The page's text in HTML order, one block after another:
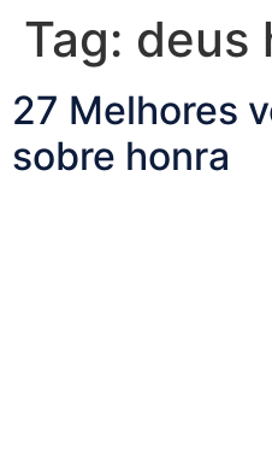
Tag: deus
27 Melhores
sobre honra